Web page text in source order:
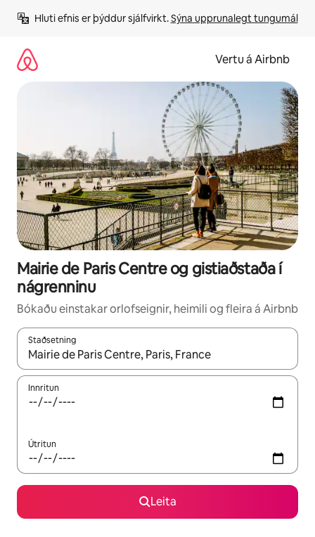
beint
Hluti efnis er þýddur sjálfvirkt. Sýna upprunalegt tungumál
Vertu á Airbnb
Mairie de Paris Centre og gistiaðstaða í
nágrenninu
Bókaðu einstakar orlofseignir, heimili og fleira á Airbnb
Staðsetning
Þegar niðurstöður liggja fyrir skaltu nota upp og niður
Innritun
Útritun
Leita